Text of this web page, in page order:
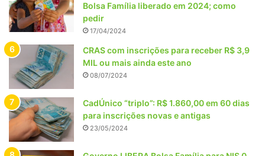
Bolsa Família liberado em 2024; como
pedir
17/04/2024
CRAS com inscrições para receber R$ 3,9
MIL ou mais ainda este ano
08/07/2024
CadÚnico “triplo”: R$ 1.860,00 em 60 dias
para inscrições novas e antigas
23/05/2024